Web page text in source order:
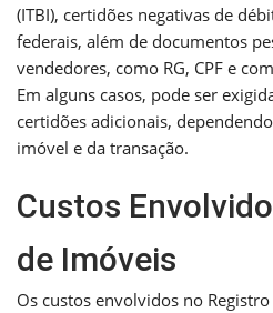
(ITBI), certidões negativas de
federais, além de documentos
vendedores, como RG, CPF e
Em alguns casos, pode ser
certidões adicionais,
imóvel e da transação.
Custos
de Imóveis
Os custos envolvidos no